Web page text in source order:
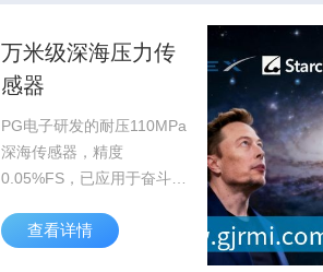
万米级深海压力传
感器
PG电子研发的耐压110MPa
深海传感器，精度
0.05%FS，已应用于奋斗者
科考项目
查看详情